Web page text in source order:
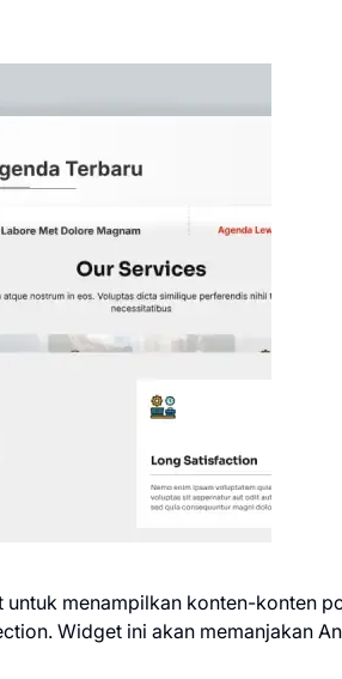
menampilkan konten-konten
Widget ini akan memanjakan